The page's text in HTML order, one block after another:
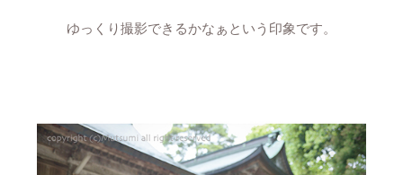
ゆっくり撮影できるかなぁという印象です。